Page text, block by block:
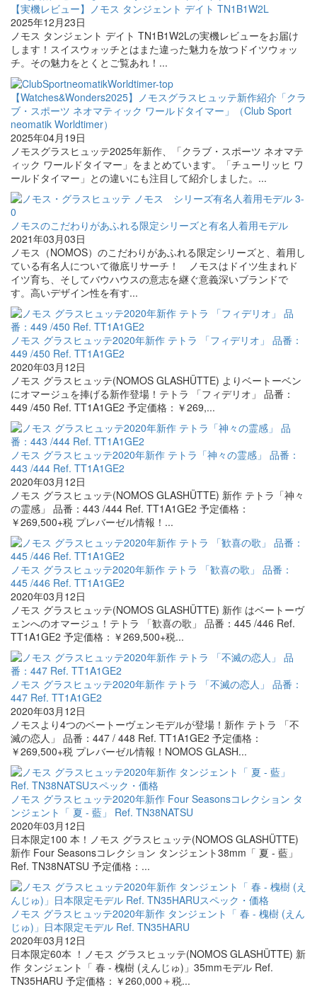
【実機レビュー】ノモス タンジェント デイト TN1B1W2L
2025年12月23日
ノモス タンジェント デイト TN1B1W2Lの実機レビューをお届け
します！スイスウォッチとはまた違った魅力を放つドイツウォッ
チ。その魅力をとくとご覧あれ！...
【Watches&Wonders2025】ノモスグラスヒュッテ新作紹介「クラ
ブ・スポーツ ネオマティック ワールドタイマー」（Club Sport
neomatik Worldtimer）
2025年04月19日
ノモスグラスヒュッテ2025年新作、「クラブ・スポーツ ネオマテ
ィック ワールドタイマー」をまとめています。「チューリッヒ ワ
ールドタイマー」との違いにも注目して紹介しました。...
ノモスのこだわりがあふれる限定シリーズと有名人着用モデル
2021年03月03日
ノモス（NOMOS）のこだわりがあふれる限定シリーズと、着用し
ている有名人について徹底リサーチ！ ノモスはドイツ生まれド
イツ育ち、そしてバウハウスの意志を継ぐ意義深いブランドで
す。高いデザイン性を有す...
ノモス グラスヒュッテ2020年新作 テトラ 「フィデリオ」 品番：
449 /450 Ref. TT1A1GE2
2020年03月12日
ノモス グラスヒュッテ(NOMOS GLASHÜTTE) よりベートーベン
にオマージュを捧げる新作登場！テトラ 「フィデリオ」 品番：
449 /450 Ref. TT1A1GE2 予定価格：￥269,...
ノモス グラスヒュッテ2020年新作 テトラ「神々の霊感」 品番：
443 /444 Ref. TT1A1GE2
2020年03月12日
ノモス グラスヒュッテ(NOMOS GLASHÜTTE) 新作 テトラ「神々
の霊感」 品番：443 /444 Ref. TT1A1GE2 予定価格：
￥269,500+税 プレバーゼル情報！...
ノモス グラスヒュッテ2020年新作 テトラ 「歓喜の歌」 品番：
445 /446 Ref. TT1A1GE2
2020年03月12日
ノモス グラスヒュッテ(NOMOS GLASHÜTTE) 新作 はベートーヴ
ェンへのオマージュ！テトラ 「歓喜の歌」 品番：445 /446 Ref.
TT1A1GE2 予定価格：￥269,500+税...
ノモス グラスヒュッテ2020年新作 テトラ 「不滅の恋人」 品番：
447 Ref. TT1A1GE2
2020年03月12日
ノモスより4つのベートーヴェンモデルが登場！新作 テトラ 「不
滅の恋人」 品番：447 / 448 Ref. TT1A1GE2 予定価格：
￥269,500+税 プレバーゼル情報！NOMOS GLASH...
ノモス グラスヒュッテ2020年新作 Four Seasonsコレクション タ
ンジェント「 夏 - 藍」 Ref. TN38NATSU
2020年03月12日
日本限定100 本！ノモス グラスヒュッテ(NOMOS GLASHÜTTE)
新作 Four Seasonsコレクション タンジェント38mm「 夏 - 藍」
Ref. TN38NATSU 予定価格：...
ノモス グラスヒュッテ2020年新作 タンジェント「 春 - 槐樹 (えん
じゅ)」日本限定モデル Ref. TN35HARU
2020年03月12日
日本限定60本 ！ノモス グラスヒュッテ(NOMOS GLASHÜTTE) 新
作 タンジェント「 春 - 槐樹 (えんじゅ)」35mmモデル Ref.
TN35HARU 予定価格：￥260,000＋税...